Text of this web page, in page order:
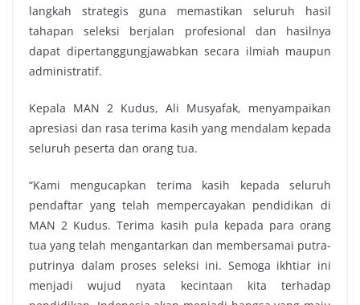
langkah strategis guna memastikan seluruh hasil
tahapan seleksi berjalan profesional dan hasilnya
dapat dipertanggungjawabkan secara ilmiah maupun
administratif.
Kepala MAN 2 Kudus, Ali Musyafak, menyampaikan
apresiasi dan rasa terima kasih yang mendalam kepada
seluruh peserta dan orang tua.
“Kami mengucapkan terima kasih kepada seluruh
pendaftar yang telah mempercayakan pendidikan di
MAN 2 Kudus. Terima kasih pula kepada para orang
tua yang telah mengantarkan dan membersamai putra-
putrinya dalam proses seleksi ini. Semoga ikhtiar ini
menjadi wujud nyata kecintaan kita terhadap